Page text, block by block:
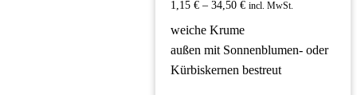
1,15 €– 34,50 € incl. MwSt.
weiche Krume
außen mit Sonnenblumen- oder
Kürbiskernen bestreut